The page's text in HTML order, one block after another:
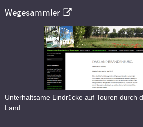
Wegesammler
Unterhaltsame Eindrücke auf Touren durch
Land